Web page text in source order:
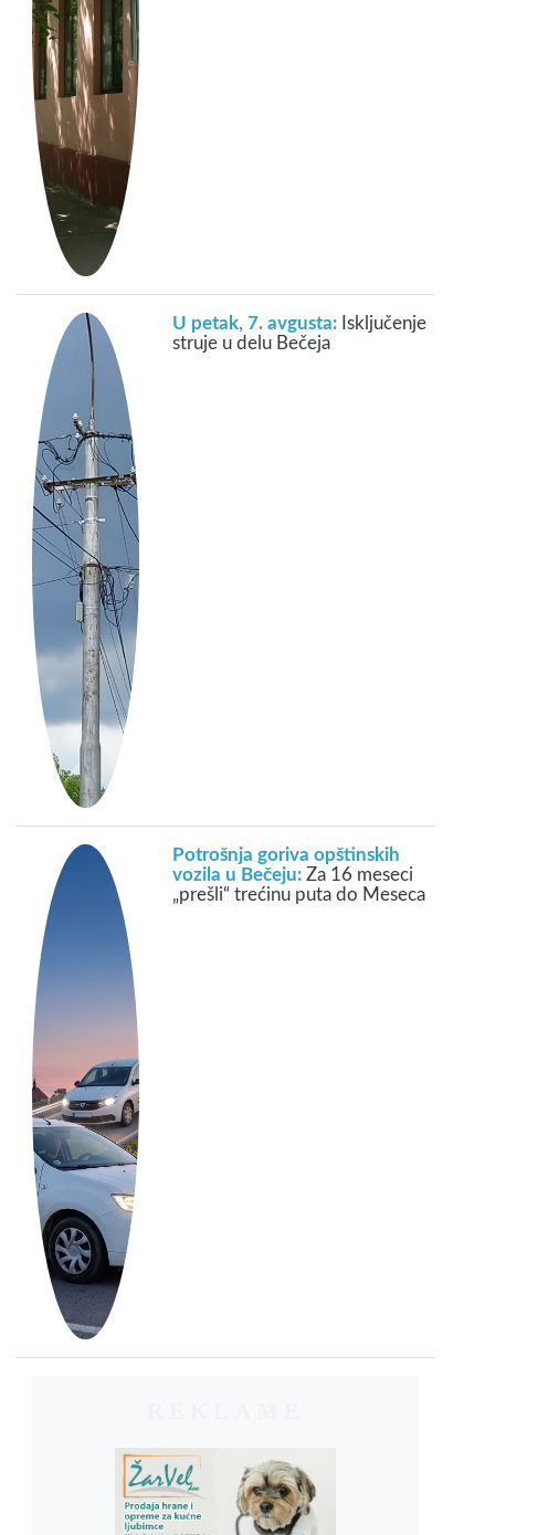
U petak, 7. avgusta: Isključenje
struje u delu Bečeja
Potrošnja goriva opštinskih
vozila u Bečeju: Za 16 meseci
„prešli“ trećinu puta do Meseca